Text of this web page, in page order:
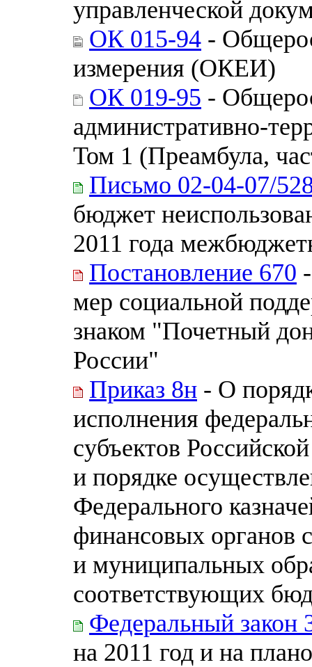
управленческой
ОК 015-94 -
измерения (ОКЕИ)
ОК 019-95 -
административно-
Том 1 (Преамбула,
Письмо 02-04-07/
бюджет
2011 года
Постановление 670
мер социальной
знаком "Почетный
России"
Приказ 8н - О
исполнения
субъектов
и порядке
Федерального
финансовых органов
и муниципальных
соответствующих
Федеральный закон
на 2011 год и на